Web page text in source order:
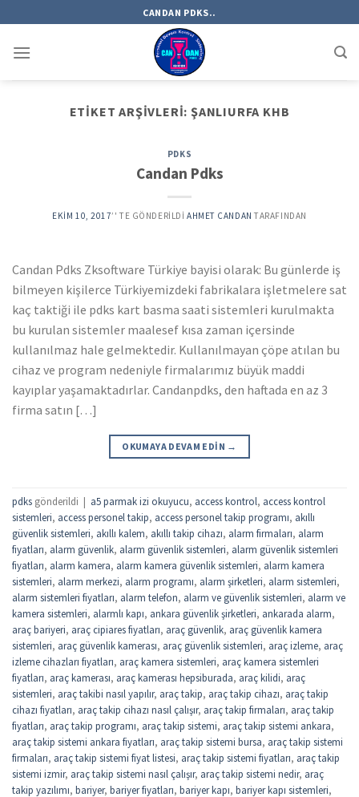
to
content
CANDAN PDKS..
ETIKET ARŞIVLERI: ŞANLIURFA KHB
PDKS
Candan Pdks
EKIM 10, 2017’' TE GÖNDERILDI AHMET CANDAN TARAFINDAN
Candan Pdks Zksoftware Türkiye bayisi olarak: Bu günlerde iş
bilmeyen kişilerce Türkiyemizdeki fabrikalara işletmelere sat
kaç taktiği ile pdks kart basma saati sistemleri kurulmakta
bu kurulan sistemler maalesef kısa zaman içersinde
kullanılmaz hale gelmektedir. Kullanılmayan çöpe atılan bu
cihaz ve program nedeniyle firmalarımız büyük maddi
kayıplar yaşamaktadırlar. Candanpdks, den haftada en az 3
firma satın […]
OKUMAYA DEVAM EDIN →
pdks gönderildi | a5 parmak izi okuyucu, access kontrol, access kontrol
sistemleri, access personel takip, access personel takip programı, akıllı
güvenlik sistemleri, akıllı kalem, akıllı takip cihazı, alarm firmaları, alarm
fiyatları, alarm güvenlik, alarm güvenlik sistemleri, alarm güvenlik sistemleri
fiyatları, alarm kamera, alarm kamera güvenlik sistemleri, alarm kamera
sistemleri, alarm merkezi, alarm programı, alarm şirketleri, alarm sistemleri,
alarm sistemleri fiyatları, alarm telefon, alarm ve güvenlik sistemleri, alarm ve
kamera sistemleri, alarmlı kapı, ankara güvenlik şirketleri, ankarada alarm,
araç bariyeri, araç cipiares fiyatları, araç güvenlik, araç güvenlik kamera
sistemleri, araç güvenlik kamerası, araç güvenlik sistemleri, araç izleme, araç
izleme cihazları fiyatları, araç kamera sistemleri, araç kamera sistemleri
fiyatları, araç kamerası, araç kamerası hepsiburada, araç kilidi, araç
sistemleri, araç takibi nasıl yapılır, araç takip, araç takip cihazı, araç takip
cihazı fiyatları, araç takip cihazı nasıl çalışır, araç takip firmaları, araç takip
fiyatları, araç takip programı, araç takip sistemi, araç takip sistemi ankara,
araç takip sistemi ankara fiyatları, araç takip sistemi bursa, araç takip sistemi
firmaları, araç takip sistemi fiyat listesi, araç takip sistemi fiyatları, araç takip
sistemi izmir, araç takip sistemi nasıl çalışır, araç takip sistemi nedir, araç
takip yazılımı, bariyer, bariyer fiyatları, bariyer kapı, bariyer kapı sistemleri,